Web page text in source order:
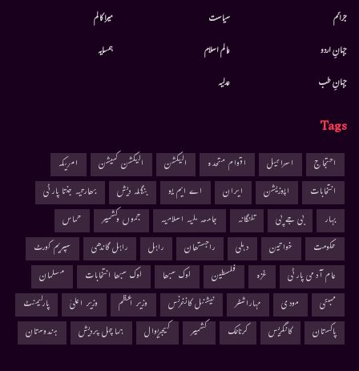
جرائم
جہانِ اردو
جہانِ طب
سیاست
عالم اسلام
عدلیہ
میرا کالم
ہمسایہ
Tags
احتجاج اسرائیل اقوام متحدہ الیکشن الیکشن کمیشن
امریکہ
انتخابات
اپوزیشن ایران اے ایم یو بنگلہ دیش
بھارتیہ جنتا پارٹی
بہار
بی جے پی تلنگانہ جامعہ ملیہ اسلامیہ جموں وکشمیر
حماس
حکومت
خواتین دہلی راجستھان راہل راہل گاندھی
سپریم کورٹ
عام آدمی پارٹی
غزہ فلسطین لوک سبھا لوک سبھا انتخابات
مسلمان
ممبئی
مودی مہاراشٹر نیشنل کانفرنس وزیر اعظم وزیر اعلیٰ
پارلیمنٹ
پاکستان
کانگریس کرناٹک کشمیر کیجریوال ہماچل پردیش ہندوستان